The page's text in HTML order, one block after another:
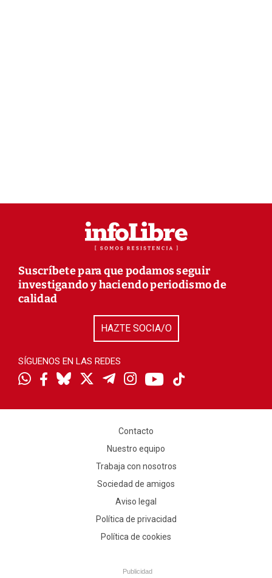
Suscríbete para que podamos seguir
investigando y haciendo periodismo de
calidad
HAZTE SOCIA/O
SÍGUENOS EN LAS REDES
Contacto
Nuestro equipo
Trabaja con nosotros
Sociedad de amigos
Aviso legal
Política de privacidad
Política de cookies
Publicidad